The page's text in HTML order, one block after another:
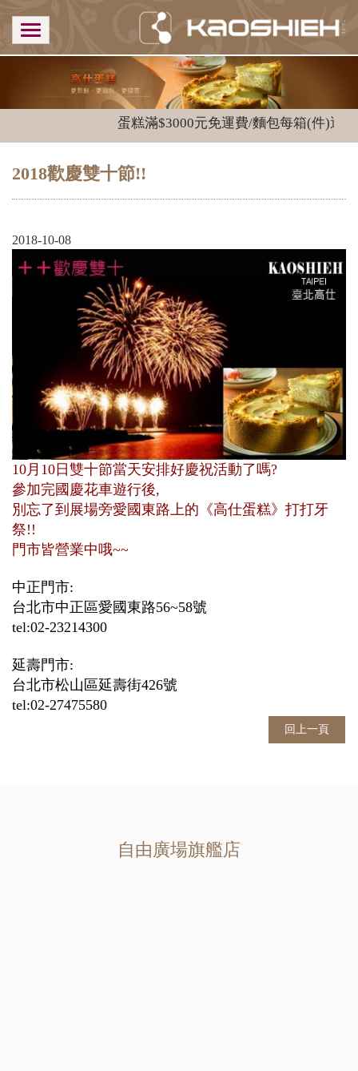
蛋糕滿$3000元免運費/麵包每箱(件)運費
2018歡慶雙十節!!
2018-10-08
10月10日雙十節當天安排好慶祝活動了嗎?
參加完國慶花車遊行後,
別忘了到展場旁愛國東路上的《高仕蛋糕》打打牙
祭!!
門市皆營業中哦~~
中正門市:
台北市中正區愛國東路56~58號
tel:02-23214300
延壽門市:
台北市松山區延壽街426號
tel:02-27475580
回上一頁
自由廣場旗艦店